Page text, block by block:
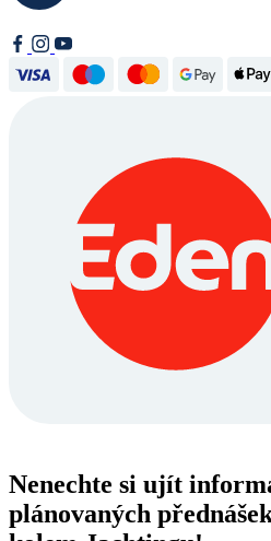
Nenechte si ujít
plánovaných